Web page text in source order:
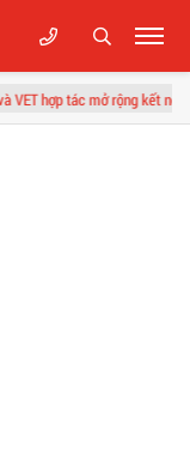
rộng kết nối logistics xuyên